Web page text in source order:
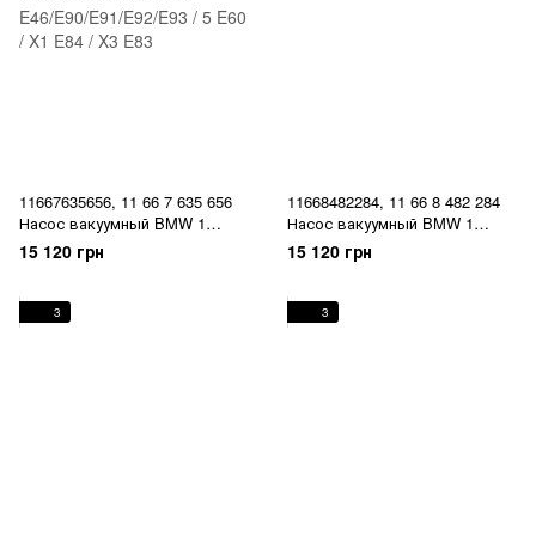
11667635656, 11 66 7 635 656
Насос вакуумный BMW 1
E81/E82/E87/E88 / 3
E46/E90/E91/E92/E93 / 5 E60 /
15 120 грн
11668482284, 11 66 8 482 284
Насос вакуумный BMW 1
E81/E87/E88/E82 / 3
E46/E90/E91/E92/E93 / 5 E60 /
15 120 грн
3 3